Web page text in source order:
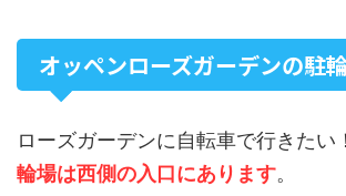
オッペンローズガーデンの駐
ローズガーデンに自転車で行きたい
輪場は西側の入口にあります。